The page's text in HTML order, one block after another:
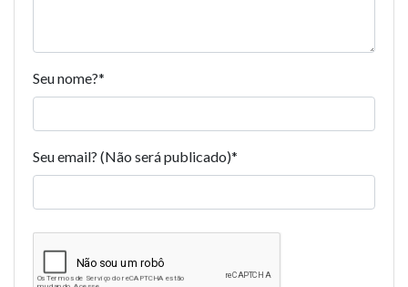
Seu nome?*
Seu email? (Não será publicado)*